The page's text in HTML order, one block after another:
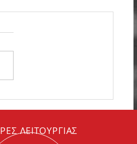
ΛΕΙΤΟΥΡΓΙΑΣ